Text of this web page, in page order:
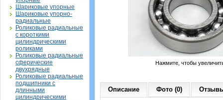
Шариковые упорные
Шариковые упорно-
радиальные
Роликовые радиальные
с короткими
цилиндрическими
роликами
Роликовые радиальные
сферические
двухрядные
Роликовые радиальные
подшипники с
длинными
цилиндрическими
Нажмите, чтобы
Описание Фото (0)